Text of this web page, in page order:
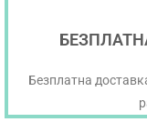
Безплатна